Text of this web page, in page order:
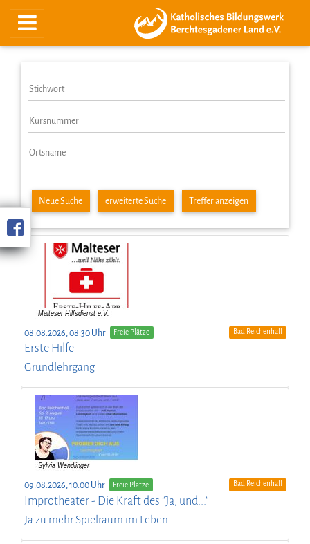
Treffer anzeigen
Neue Suche erweiterte Suche
08.08.2026, 08:30 Uhr Freie Plätze Bad Reichenhall
Erste Hilfe
Grundlehrgang
09.08.2026, 10:00 Uhr Freie Plätze Bad Reichenhall
Improtheater - Die Kraft des "Ja, und..."
Ja zu mehr Spielraum im Leben